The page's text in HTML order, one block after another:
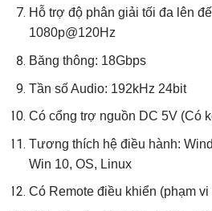
Hỗ trợ độ phân giải tối đa lên
1080p@120Hz
Băng thông: 18Gbps
Tần số Audio: 192kHz 24bit
Có cổng trợ nguồn DC 5V (Có
Tương thích hệ điều hành:
Win 10, OS, Linux
Có Remote điều khiển (phạm